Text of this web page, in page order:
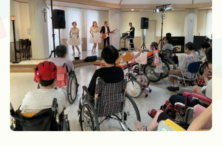
トップページ
当施設について
サービス紹介
年間の主なスケジュール
求人情報